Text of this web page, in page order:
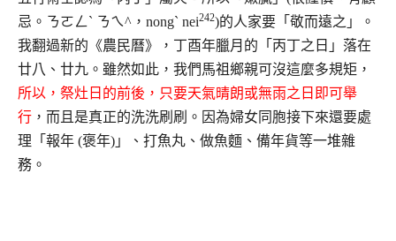
忌。ㄋㄛㄥˋ ㄋㄟ^，nongˋ nei242)的人家要「敬而遠之」。
我翻過新的《農民曆》，丁酉年臘月的「丙丁之日」落在
廿八、廿九。雖然如此，我們馬祖鄉親可沒這麼多規矩，
所以，祭灶日的前後，只要天氣晴朗或無雨之日即可舉
行 ，而且是真正的洗洗刷刷。因為婦女同胞接下來還要處
理「報年 (褒年)」、打魚丸、做魚麵、備年貨等一堆雜
務。